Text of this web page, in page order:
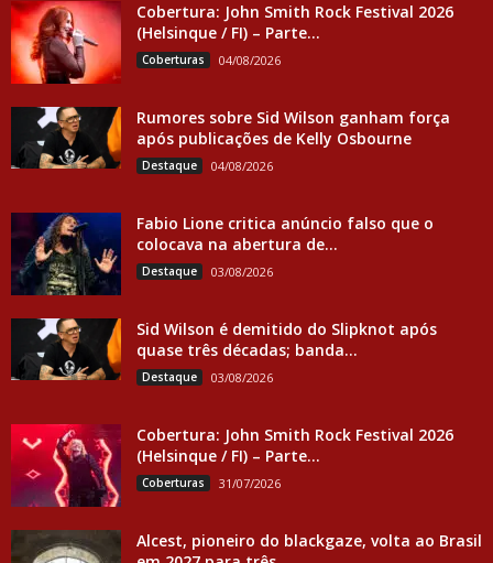
Cobertura: John Smith Rock Festival 2026
(Helsinque / FI) – Parte...
Coberturas 04/08/2026
Rumores sobre Sid Wilson ganham força
após publicações de Kelly Osbourne
Destaque 04/08/2026
Fabio Lione critica anúncio falso que o
colocava na abertura de...
Destaque 03/08/2026
Sid Wilson é demitido do Slipknot após
quase três décadas; banda...
Destaque 03/08/2026
Cobertura: John Smith Rock Festival 2026
(Helsinque / FI) – Parte...
Coberturas 31/07/2026
Alcest, pioneiro do blackgaze, volta ao Brasil